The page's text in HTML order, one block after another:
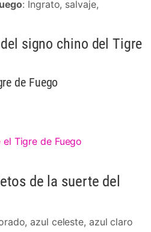
: Ingrato, salvaje,
signo chino del Tigre
de Fuego
Tigre de Fuego
de la suerte del
azul celeste, azul claro